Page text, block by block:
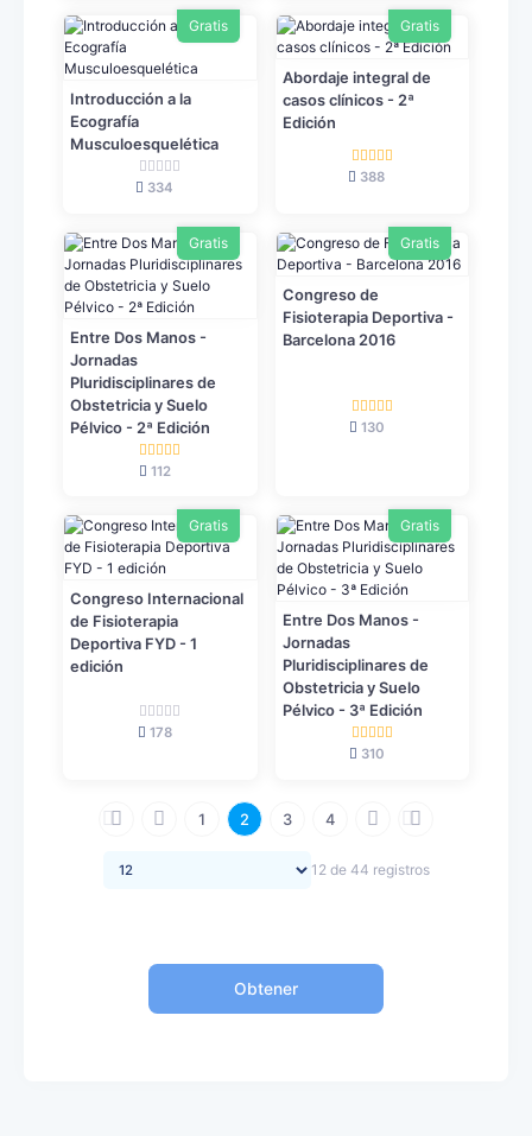
Gratis
Introducción a la
Ecografía
Musculoesquelética
334
Gratis
Abordaje integral de
casos clínicos - 2ª
Edición
388
Gratis
Entre Dos Manos -
Jornadas
Pluridisciplinares de
Obstetricia y Suelo
Pélvico - 2ª Edición
112
Gratis
Congreso de
Fisioterapia Deportiva -
Barcelona 2016
130
Gratis
Congreso Internacional
de Fisioterapia
Deportiva FYD - 1
edición
178
Gratis
Entre Dos Manos -
Jornadas
Pluridisciplinares de
Obstetricia y Suelo
Pélvico - 3ª Edición
310
1 2 3 4
12 de 44 registros
Obtener